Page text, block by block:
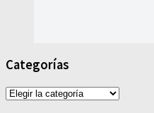
Categorías
Categorías